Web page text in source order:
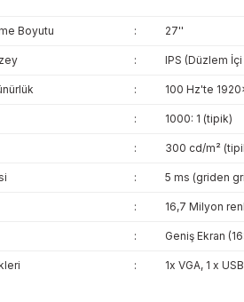
Boyutu : 27''
: IPS (Düzlem
: 100 Hz'te
: 1000: 1 (tipik)
: 300 cd/m²
: 5 ms (griden
: 16,7 Milyon
: Geniş Ekran
: 1x VGA, 1 x